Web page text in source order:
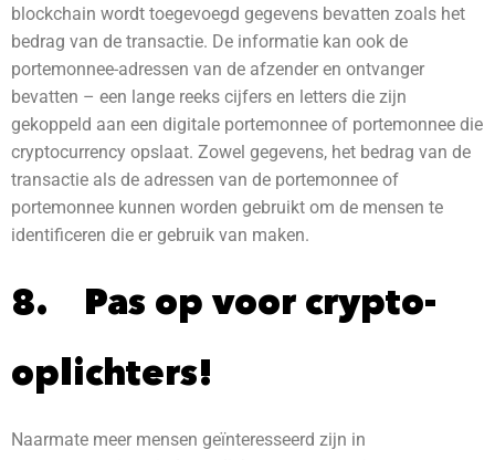
blockchain wordt toegevoegd gegevens bevatten zoals het
bedrag van de transactie. De informatie kan ook de
portemonnee-adressen van de afzender en ontvanger
bevatten – een lange reeks cijfers en letters die zijn
gekoppeld aan een digitale portemonnee of portemonnee die
cryptocurrency opslaat. Zowel gegevens, het bedrag van de
transactie als de adressen van de portemonnee of
portemonnee kunnen worden gebruikt om de mensen te
identificeren die er gebruik van maken.
8. Pas op voor crypto-
oplichters!
Naarmate meer mensen geïnteresseerd zijn in